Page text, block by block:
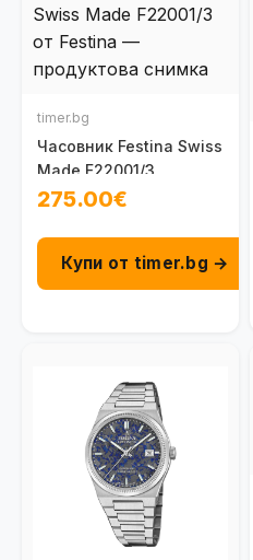
timer.bg
Часовник Festina Swiss
Made F22001/3
275.00€
Купи от timer.bg →